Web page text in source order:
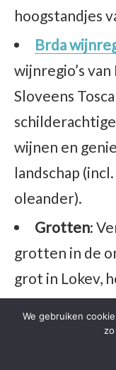
hoogstandjes
Brda
wijnregio’s
Sloveens
wijnen en
landschap
oleander).
Grotten:
grotten in de
grot in Lokev,
dat in een grot
We gebruiken